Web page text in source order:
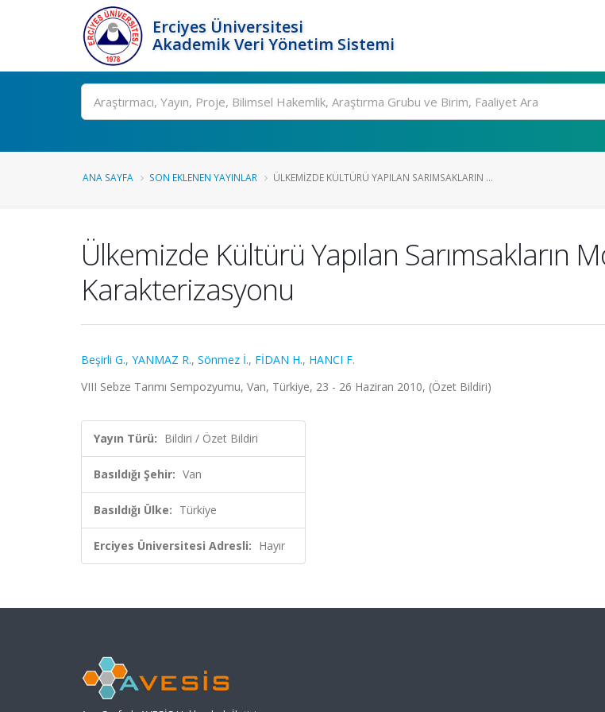
Erciyes Üniversitesi
Akademik Veri Yönetim Sistemi
Ara
ANA SAYFA SON EKLENEN YAYINLAR ÜLKEMIZDE KÜLTÜRÜ YAPILAN SARIMSAKLARIN ...
Ülkemizde Kültürü Yapılan Sarımsakların
Karakterizasyonu
Beşirli G., YANMAZ R., Sönmez İ., FİDAN H., HANCI F.
VIII Sebze Tarımı Sempozyumu, Van, Türkiye, 23 - 26 Haziran 2010, (Özet Bildiri)
Yayın Türü: Bildiri / Özet Bildiri
Basıldığı Şehir: Van
Basıldığı Ülke: Türkiye
Erciyes Üniversitesi Adresli: Hayır